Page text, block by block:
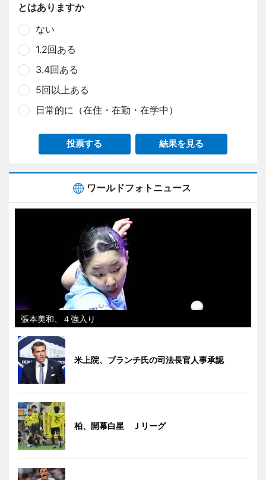
とはありますか
ない
1.2回ある
3.4回ある
5回以上ある
日常的に（在住・在勤・在学中）
投票する 結果を見る
ワールドフォトニュース
張本美和、４強入り
米上院、ブランチ氏の司法長官人事承認
柏、開幕白星 Ｊリーグ